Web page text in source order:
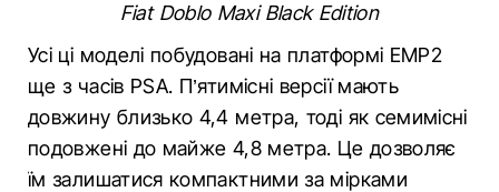
Fiat Doblo Maxi Black Edition
Усі ці моделі побудовані на платформі EMP2
ще з часів PSA. П’ятимісні версії мають
довжину близько 4,4 метра, тоді як семимісні
подовжені до майже 4,8 метра. Це дозволяє
їм залишатися компактними за мірками